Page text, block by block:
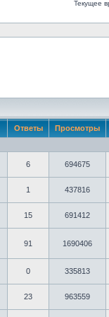
Текущее
Ответы Просмотры
6 694675
1 437816
15 691412
91 1690406
0 335813
23 963559